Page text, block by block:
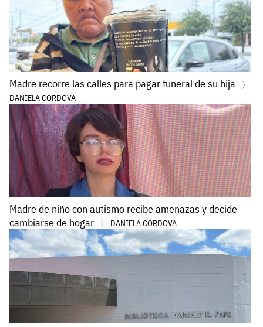
Madre recorre las calles para pagar funeral de su hija
DANIELA CORDOVA
Madre de niño con autismo recibe amenazas y decide
cambiarse de hogar
DANIELA CORDOVA